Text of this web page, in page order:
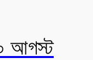
আগস্ট